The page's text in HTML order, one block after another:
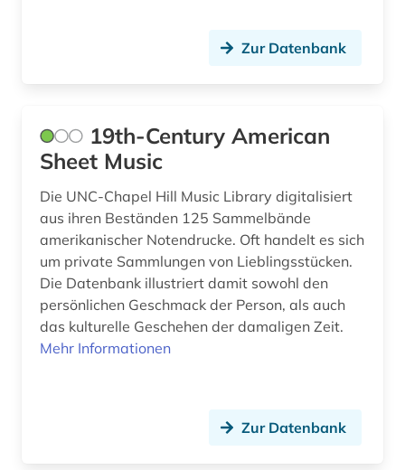
biografie (13)
biographie (16)
biographien (1)
bittinger (1)
botanik (1)
brahms (2)
brief (6)
Zur Datenbank
19th-Century American
Sheet Music
Die UNC-Chapel Hill Music Library digitalisiert
aus ihren Beständen 125 Sammelbände
amerikanischer Notendrucke. Oft handelt es sich
um private Sammlungen von Lieblingsstücken.
Die Datenbank illustriert damit sowohl den
persönlichen Geschmack der Person, als auch
das kulturelle Geschehen der damaligen Zeit.
Mehr Informationen
Zur Datenbank